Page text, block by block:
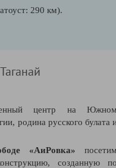
290 км).
центр на
родина русского булата
«АиРовка»
созданную